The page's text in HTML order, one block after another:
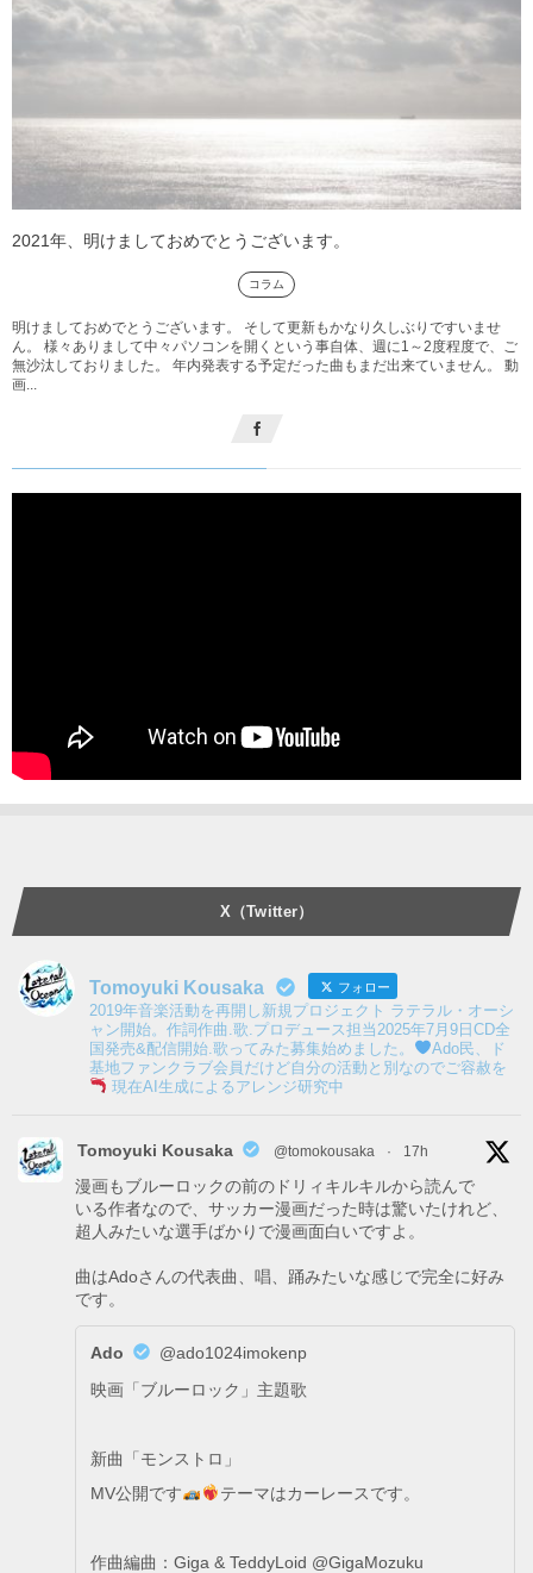
2021年、明けましておめでとうございます。
コラム
明けましておめでとうございます。 そして更新もかなり久しぶりですいませ
ん。 様々ありまして中々パソコンを開くという事自体、週に1～2度程度で、ご
無沙汰しておりました。 年内発表する予定だった曲もまだ出来ていません。 動
画...
X（Twitter）
Tomoyuki Kousaka フォロー
2019年音楽活動を再開し新規プロジェクト ラテラル・オーシ
ャン開始。作詞作曲.歌.プロデュース担当2025年7月9日CD全
国発売&配信開始.歌ってみた募集始めました。
Ado民、ド
基地ファンクラブ会員だけど自分の活動と別なのでご容赦を
現在AI生成によるアレンジ研究中
Tomoyuki Kousaka @tomokousaka · 17h
漫画もブルーロックの前のドリィキルキルから読んで
いる作者なので、サッカー漫画だった時は驚いたけれど、
超人みたいな選手ばかりで漫画面白いですよ。
曲はAdoさんの代表曲、唱、踊みたいな感じで完全に好み
です。
Ado
@ado1024imokenp
映画「ブルーロック」主題歌
新曲「モンストロ」
MV公開です
テーマはカーレースです。
作曲編曲：Giga & TeddyLoid @GigaMozuku